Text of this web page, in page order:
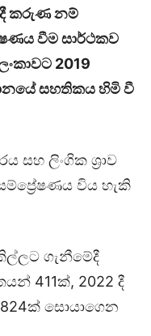
කරුණ නම්
වීම සාර්ථකව
2019
සහතිකය හිමි වී
සහ ලිංගික ශ්‍රාව
විය හැකි
ගැනීමේදී
411ක්, 2022 දී
824ක් සොයාගෙන